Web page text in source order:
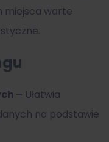
miejsca warte
– Ułatwia
na podstawie